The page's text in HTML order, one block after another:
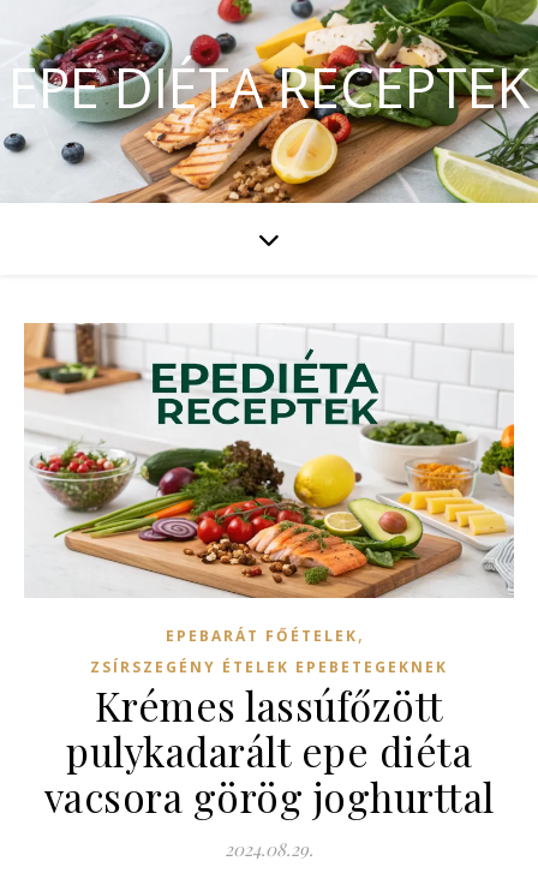
EPE DIÉTA RECEPTEK
EPEBARÁT FŐÉTELEK,
ZSÍRSZEGÉNY ÉTELEK EPEBETEGEKNEK
Krémes lassúfőzött
pulykadarált epe diéta
vacsora görög joghurttal
2024.08.29.